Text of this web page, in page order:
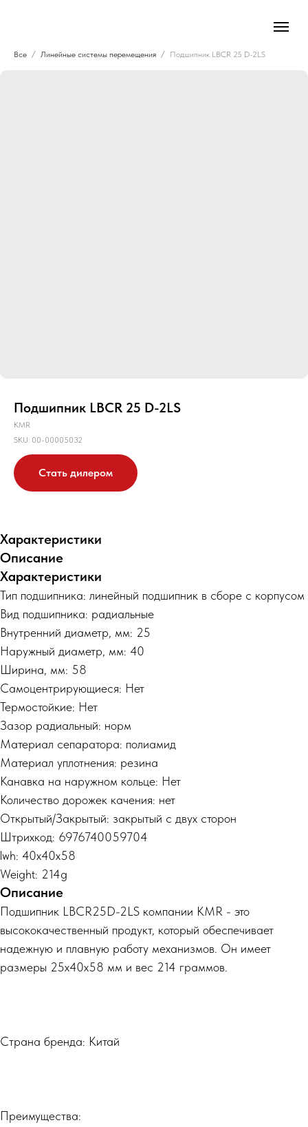
Все Линейные системы перемещения Подшипник LBCR 25 D-2LS
Подшипник LBCR 25 D-2LS
KMR
SKU: 00-00005032
Стать дилером
Характеристики
Описание
Характеристики
Тип подшипника: линейный подшипник в сборе с корпусом
Вид подшипника: радиальные
Внутренний диаметр, мм: 25
Наружный диаметр, мм: 40
Ширина, мм: 58
Самоцентрирующиеся: Нет
Термостойкие: Нет
Зазор радиальный: норм
Материал сепаратора: полиамид
Материал уплотнения: резина
Канавка на наружном кольце: Нет
Количество дорожек качения: нет
Открытый/Закрытый: закрытый с двух сторон
Штрихкод: 6976740059704
lwh: 40x40x58
Weight: 214g
Описание
Подшипник LBCR25D-2LS компании KMR - это
высококачественный продукт, который обеспечивает
надежную и плавную работу механизмов. Он имеет
размеры 25х40х58 мм и вес 214 граммов.
Страна бренда: Китай
Преимущества: